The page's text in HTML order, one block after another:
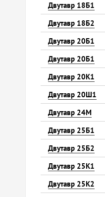
Двутавр 18Б1
Двутавр 18Б2
Двутавр 20Б1
Двутавр 20Б1
Двутавр 20К1
Двутавр 20Ш1
Двутавр 24М
Двутавр 25Б1
Двутавр 25Б2
Двутавр 25К1
Двутавр 25К2